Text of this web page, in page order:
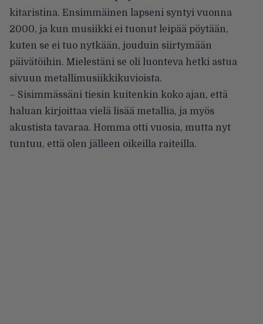
kitaristina. Ensimmäinen lapseni syntyi vuonna
2000, ja kun musiikki ei tuonut leipää pöytään,
kuten se ei tuo nytkään, jouduin siirtymään
päivätöihin. Mielestäni se oli luonteva hetki astua
sivuun metallimusiikkikuvioista.
– Sisimmässäni tiesin kuitenkin koko ajan, että
haluan kirjoittaa vielä lisää metallia, ja myös
akustista tavaraa. Homma otti vuosia, mutta nyt
tuntuu, että olen jälleen oikeilla raiteilla.